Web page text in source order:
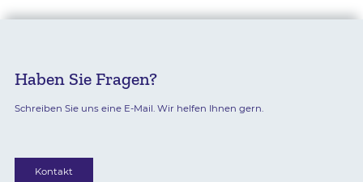
Haben Sie Fragen?
Schreiben Sie uns eine E-Mail. Wir helfen Ihnen gern.
Kontakt